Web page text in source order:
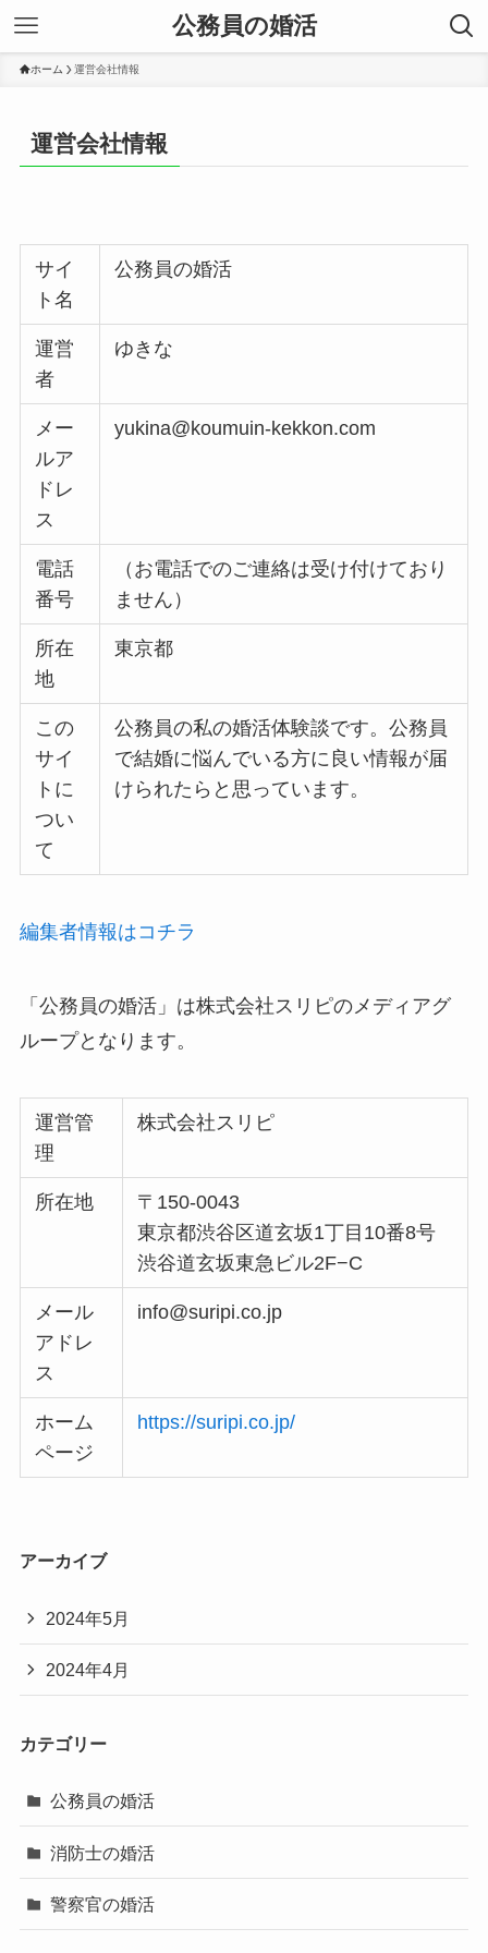
公務員の婚活
ホーム 運営会社情報
運営会社情報
サイ
ト名
公務員の婚活
運営
者
ゆきな
メー
ルア
ドレ
ス
yukina@koumuin-kekkon.com
電話
番号
（お電話でのご連絡は受け付けており
ません）
所在
地
東京都
この
サイ
トに
つい
て
公務員の私の婚活体験談です。公務員
で結婚に悩んでいる方に良い情報が届
けられたらと思っています。
編集者情報はコチラ
「公務員の婚活」は株式会社スリピのメディアグ
ループとなります。
運営管
理
株式会社スリピ
所在地
〒150-0043
東京都渋谷区道玄坂1丁目10番8号
渋谷道玄坂東急ビル2F−C
メール
アドレ
ス
info@suripi.co.jp
ホーム
ページ
https://suripi.co.jp/
アーカイブ
2024年5月
2024年4月
カテゴリー
公務員の婚活
消防士の婚活
警察官の婚活